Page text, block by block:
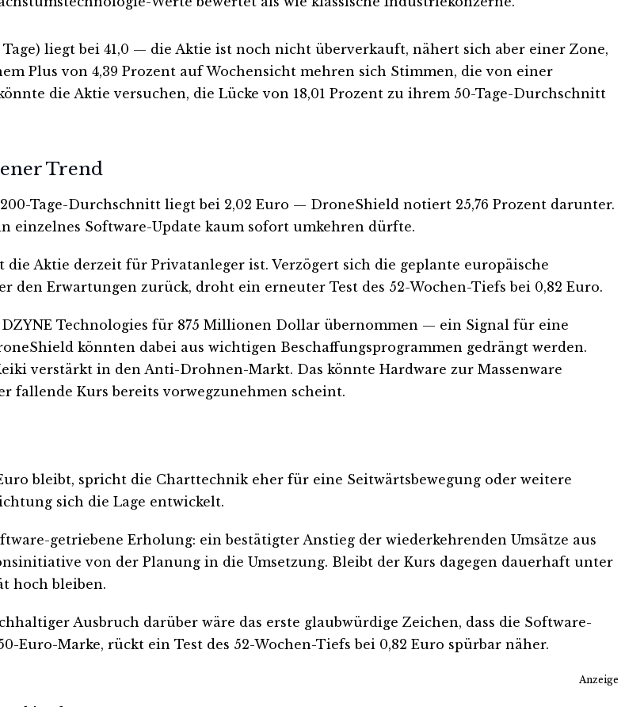
liegt bei 41,0 — die Aktie ist noch nicht überverkauft, nähert sich aber einer Zone,
Plus von 4,39 Prozent auf Wochensicht mehren sich Stimmen, die von einer
die Aktie versuchen, die Lücke von 18,01 Prozent zu ihrem 50-Tage-Durchschnitt
Trend
Tage-Durchschnitt liegt bei 2,02 Euro — DroneShield notiert 25,76 Prozent darunter.
einzelnes Software-Update kaum sofort umkehren dürfte.
Aktie derzeit für Privatanleger ist. Verzögert sich die geplante europäische
Erwartungen zurück, droht ein erneuter Test des 52-Wochen-Tiefs bei 0,82 Euro.
Technologies für 875 Millionen Dollar übernommen — ein Signal für eine
könnten dabei aus wichtigen Beschaffungsprogrammen gedrängt werden.
verstärkt in den Anti-Drohnen-Markt. Das könnte Hardware zur Massenware
fallende Kurs bereits vorwegzunehmen scheint.
bleibt, spricht die Charttechnik eher für eine Seitwärtsbewegung oder weitere
sich die Lage entwickelt.
getriebene Erholung: ein bestätigter Anstieg der wiederkehrenden Umsätze aus
von der Planung in die Umsetzung. Bleibt der Kurs dagegen dauerhaft unter
hoch bleiben.
Ausbruch darüber wäre das erste glaubwürdige Zeichen, dass die Software-
Euro-Marke, rückt ein Test des 52-Wochen-Tiefs bei 0,82 Euro spürbar näher.
Anzeige